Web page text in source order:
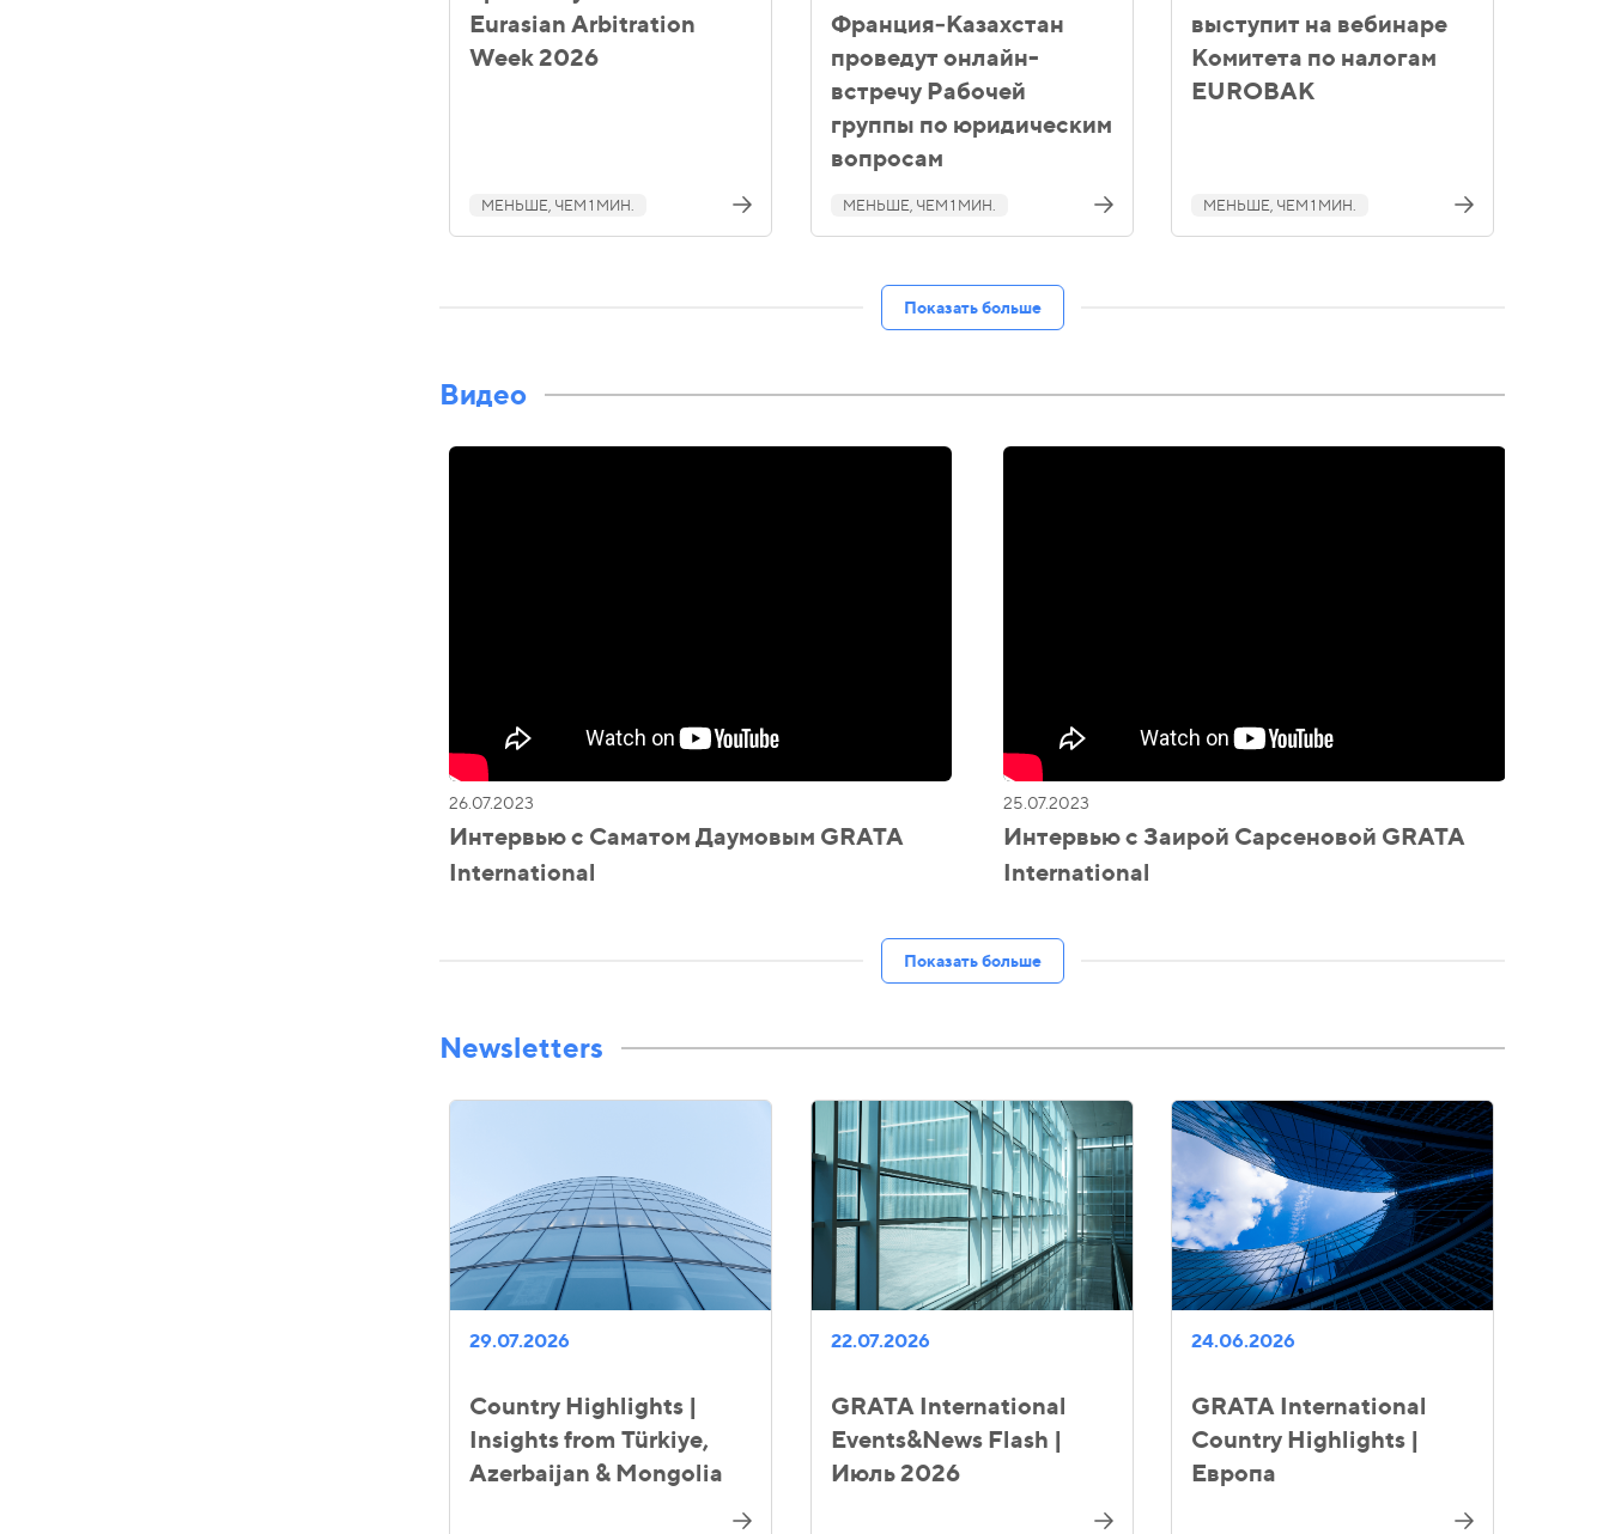
Eurasian Arbitration
Week 2026
МЕНЬШЕ, ЧЕМ 1 МИН.
Франция‑Казахстан
проведут онлайн-
встречу Рабочей
группы по юридическим
вопросам
МЕНЬШЕ, ЧЕМ 1 МИН.
выступит на вебинаре
Комитета по налогам
EUROBAK
МЕНЬШЕ, ЧЕМ 1 МИН.
Показать больше
Видео
26.07.2023
Интервью с Саматом Даумовым GRATA
International
25.07.2023
Интервью с Заирой Сарсеновой GRATA
International
Показать больше
Newsletters
29.07.2026
Country Highlights |
Insights from Türkiye,
Azerbaijan & Mongolia
22.07.2026
GRATA International
Events&News Flash |
Июль 2026
24.06.2026
GRATA International
Country Highlights |
Европа